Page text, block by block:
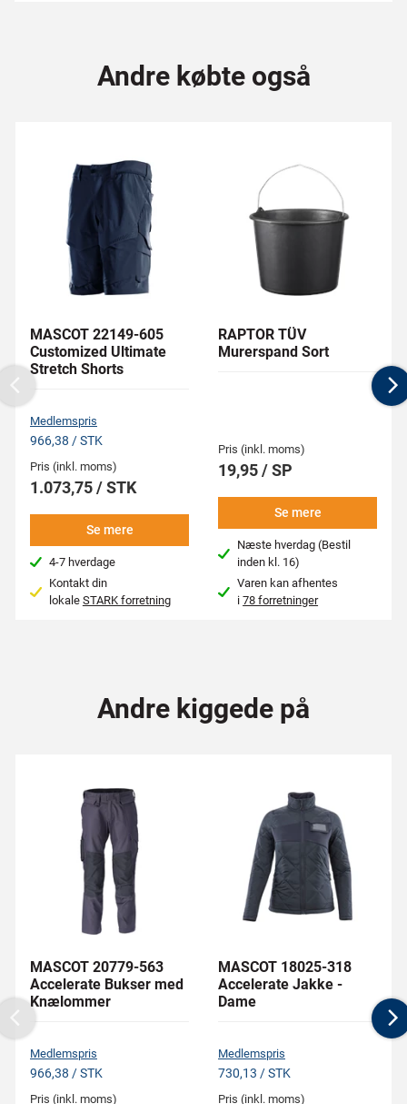
Andre købte også
MASCOT 22149-605
Customized Ultimate
Stretch Shorts
Medlemspris
966,38 / STK
Pris (inkl. moms)
1.073,75 / STK
Se mere
4-7 hverdage
Kontakt din
lokale STARK forretning
RAPTOR TÜV
Murerspand Sort
Pris (inkl. moms)
19,95 / SP
Se mere
Næste hverdag (Bestil
inden kl. 16)
Varen kan afhentes
i78 forretninger
Previous
Andre kiggede på
MASCOT 20779-563
Accelerate Bukser med
Knælommer
Medlemspris
966,38 / STK
Pris (inkl. moms)
MASCOT 18025-318
Accelerate Jakke -
Dame
Medlemspris
730,13 / STK
Pris (inkl. moms)
Previous